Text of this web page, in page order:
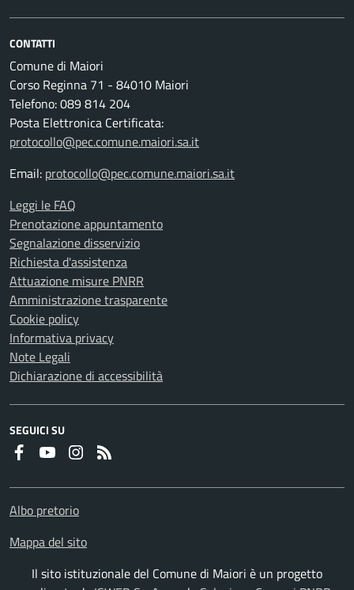
CONTATTI
Comune di Maiori
Corso Reginna 71 - 84010 Maiori
Telefono: 089 814 204
Posta Elettronica Certificata:
protocollo@pec.comune.maiori.sa.it
Email: protocollo@pec.comune.maiori.sa.it
Leggi le FAQ
Prenotazione appuntamento
Segnalazione disservizio
Richiesta d'assistenza
Attuazione misure PNRR
Amministrazione trasparente
Cookie policy
Informativa privacy
Note Legali
Dichiarazione di accessibilità
SEGUICI SU
FaceboookYoutubeInstagram
Albo pretorio
Mappa del sito
Il sito istituzionale del Comune di Maiori è un progetto